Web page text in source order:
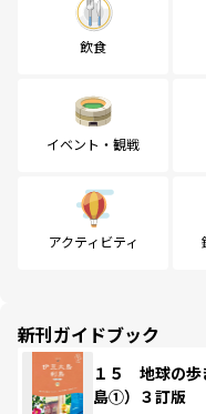
飲食
イベント・観戦
アクティビティ
新刊ガイドブック
１５ 地球の
島①）３訂版